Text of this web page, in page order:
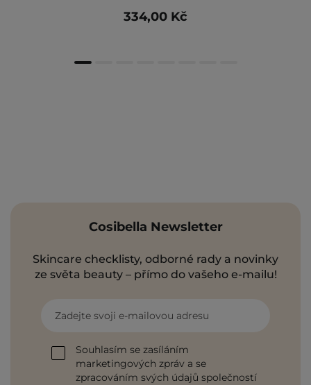
334,00 Kč
Cosibella Newsletter
Skincare checklisty, odborné rady a novinky
ze světa beauty – přímo do vašeho e-mailu!
Zadejte svoji e-mailovou adresu
Souhlasím se zasíláním
marketingových zpráv a se
zpracováním svých údajů společností